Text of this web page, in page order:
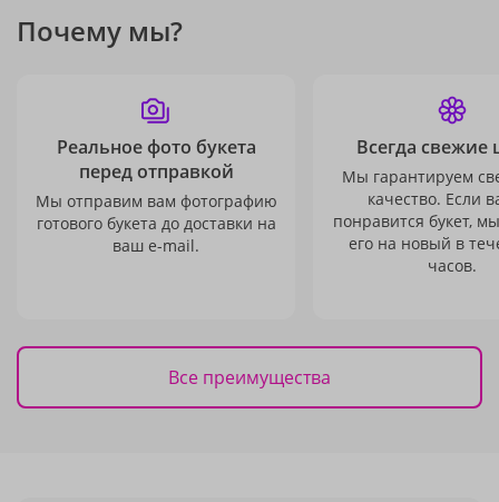
Почему мы?
Реальное фото букета
перед отправкой
Мы отправим вам фотографию
готового букета до доставки на
ваш e-mail.
Всегда свежие
Мы гарантируем
качество. Если
понравится букет,
его на новый в
часов.
Все преимущества